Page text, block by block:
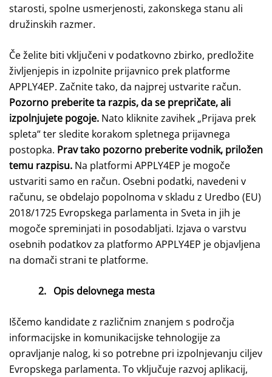
starosti, spolne usmerjenosti, zakonskega stanu ali
družinskih razmer.
Če želite biti vključeni v podatkovno zbirko, predložite
življenjepis in izpolnite prijavnico prek platforme
APPLY4EP. Začnite tako, da najprej ustvarite račun.
Pozorno preberite ta razpis, da se prepričate, ali
izpolnjujete pogoje. Nato kliknite zavihek „Prijava prek
spleta“ ter sledite korakom spletnega prijavnega
postopka. Prav tako pozorno preberite vodnik, priložen
temu razpisu. Na platformi APPLY4EP je mogoče
ustvariti samo en račun. Osebni podatki, navedeni v
računu, se obdelajo popolnoma v skladu z Uredbo (EU)
2018/1725 Evropskega parlamenta in Sveta in jih je
mogoče spreminjati in posodabljati. Izjava o varstvu
osebnih podatkov za platformo APPLY4EP je objavljena
na domači strani te platforme.
2. Opis delovnega mesta
Iščemo kandidate z različnim znanjem s področja
informacijske in komunikacijske tehnologije za
opravljanje nalog, ki so potrebne pri izpolnjevanju ciljev
Evropskega parlamenta. To vključuje razvoj aplikacij,